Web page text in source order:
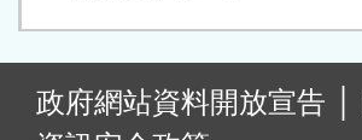
政府網站資料開放宣告